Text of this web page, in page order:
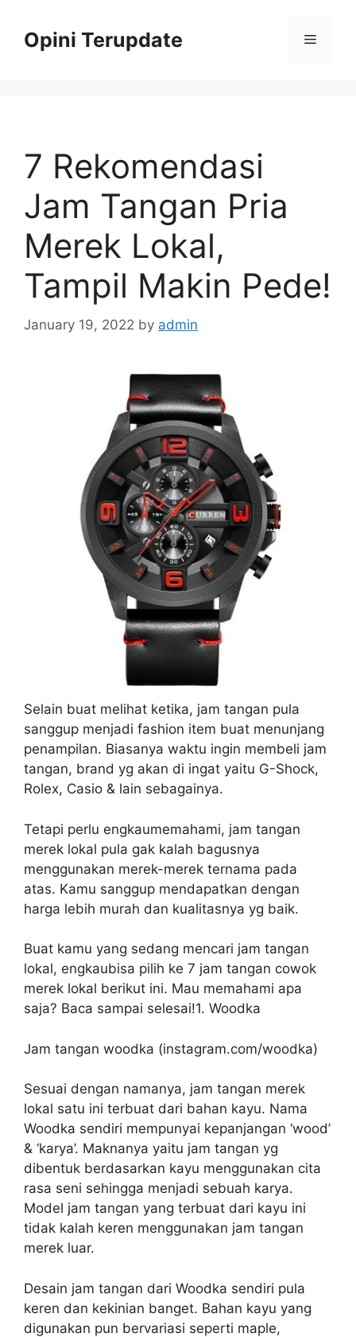
contentOpini Terupdate Menu
7 Rekomendasi
Jam Tangan Pria
Merek Lokal,
Tampil Makin Pede!
January 19, 2022 by admin
Selain buat melihat ketika, jam tangan pula
sanggup menjadi fashion item buat menunjang
penampilan. Biasanya waktu ingin membeli jam
tangan, brand yg akan di ingat yaitu G-Shock,
Rolex, Casio & lain sebagainya.
Tetapi perlu engkaumemahami, jam tangan
merek lokal pula gak kalah bagusnya
menggunakan merek-merek ternama pada
atas. Kamu sanggup mendapatkan dengan
harga lebih murah dan kualitasnya yg baik.
Buat kamu yang sedang mencari jam tangan
lokal, engkaubisa pilih ke 7 jam tangan cowok
merek lokal berikut ini. Mau memahami apa
saja? Baca sampai selesai!1. Woodka
Jam tangan woodka (instagram.com/woodka)
Sesuai dengan namanya, jam tangan merek
lokal satu ini terbuat dari bahan kayu. Nama
Woodka sendiri mempunyai kepanjangan ‘wood’
& ‘karya’. Maknanya yaitu jam tangan yg
dibentuk berdasarkan kayu menggunakan cita
rasa seni sehingga menjadi sebuah karya.
Model jam tangan yang terbuat dari kayu ini
tidak kalah keren menggunakan jam tangan
merek luar.
Desain jam tangan dari Woodka sendiri pula
keren dan kekinian banget. Bahan kayu yang
digunakan pun bervariasi seperti maple,